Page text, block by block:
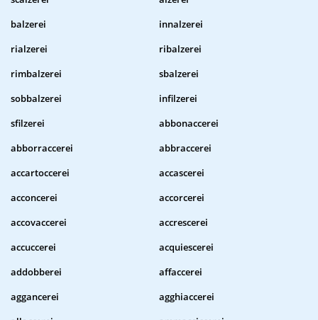
balzerei
innalzerei
rialzerei
ribalzerei
rimbalzerei
sbalzerei
sobbalzerei
infilzerei
sfilzerei
abbonaccerei
abborraccerei
abbraccerei
accartoccerei
accascerei
acconcerei
accorcerei
accovaccerei
accrescerei
accuccerei
acquiescerei
addobberei
affaccerei
aggancerei
agghiaccerei